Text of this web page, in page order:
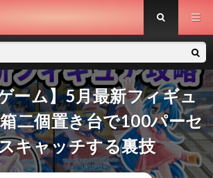
ーム】5月最新フィギュ
二個置き台で100パーセ
キャッチする裏技